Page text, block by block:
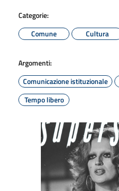
Categorie:
Comune
Cultura
Argomenti:
Comunicazione istituzionale
Tempo libero